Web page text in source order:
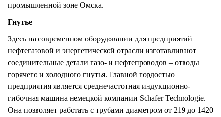
промышленной зоне Омска.
Гнутье
Здесь на современном оборудовании для предприятий
нефтегазовой и энергетической отрасли изготавливают
соединительные детали газо- и нефтепроводов – отводы
горячего и холодного гнутья. Главной гордостью
предприятия является среднечастотная индукционно-
гибочная машина немецкой компании Schafer Technologie.
Она позволяет работать с трубами диаметром от 219 до 1420